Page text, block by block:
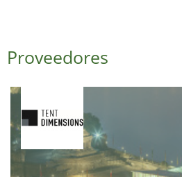
Proveedores